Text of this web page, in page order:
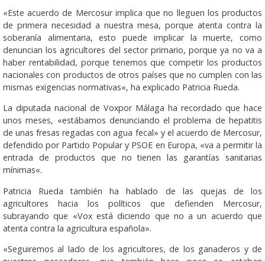
«Este acuerdo de Mercosur implica que no lleguen los productos
de primera necesidad a nuestra mesa, porque atenta contra la
soberanía alimentaria, esto puede implicar la muerte, como
denuncian los agricultores del sector primario, porque ya no va a
haber rentabilidad, porque tenemos que competir los productos
nacionales con productos de otros países que no cumplen con las
mismas exigencias normativas«, ha explicado Patricia Rueda.
La diputada nacional de Voxpor Málaga ha recordado que hace
unos meses, «estábamos denunciando el problema de hepatitis
de unas fresas regadas con agua fecal» y el acuerdo de Mercosur,
defendido por Partido Popular y PSOE en Europa, «va a permitir la
entrada de productos que no tienen las garantías sanitarias
mínimas«.
Patricia Rueda también ha hablado de las quejas de los
agricultores hacia los políticos que defienden Mercosur,
subrayando que «Vox está diciendo que no a un acuerdo que
atenta contra la agricultura española».
«Seguiremos al lado de los agricultores, de los ganaderos y de